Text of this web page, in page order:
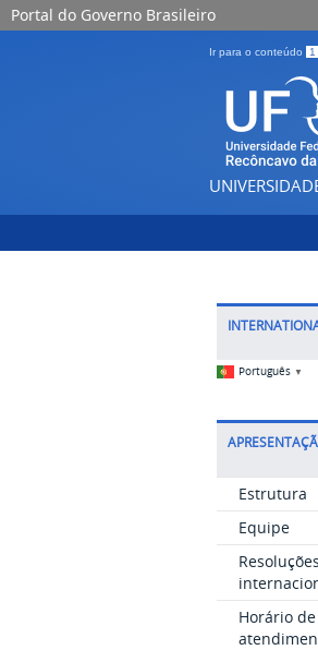
Portal do Governo Brasileiro
Ir para o conteúdo 1
Português ▼
Estrutura
Equipe
Horário de